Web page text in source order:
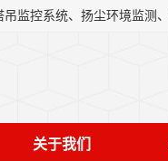
关于我们